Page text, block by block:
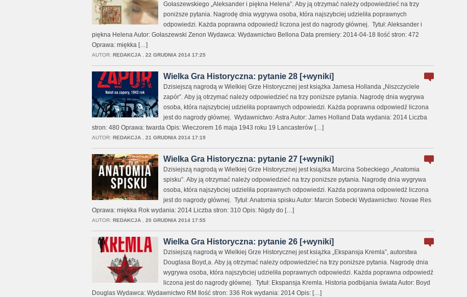
Gołaszewskiego „Aleksander i piękna Helena”. Aby ją otrzymać należy odpowiedzieć na trzy
poniższe pytania. Nagrodę dnia wygrywa osoba, która najszybciej udzieliła poprawnych
odpowiedzi. Każda poprawna odpowiedź liczona jest do nagrody głównej. Tytuł: Aleksander i
piękna Helena Autor: Gołaszewski Zenon Wydawca: Wydawnictwo Bellona Data premiery: 2014-04-18 Ilość stron: 472
Oprawa: miękka […]
AUTOR: REDAKCJA, 22 GRUDNIA 2014 17:25
Wielka Gra Historyczna: pytanie 28 [+wyniki]
Dzisiejszą nagrodą w Wielkiej Grze Historycznej jest książka Jamesa Hollanda „Niszczyciele
zapór”. Aby ją otrzymać należy odpowiedzieć na trzy poniższe pytania. Nagrodę dnia wygrywa
osoba, która najszybciej udzieliła poprawnych odpowiedzi. Każda poprawna odpowiedź liczona
jest do nagrody głównej. Wydawnictwo: Astra Autor: James Holland Data wydania: 2014 Liczba
stron: 480 Oprawa: twarda Opis: Wieczorem 16 maja 1943 roku 19 Lancasterów […]
AUTOR: REDAKCJA, 21 GRUDNIA 2014 17:19
Wielka Gra Historyczna: pytanie 27 [+wyniki]
Dzisiejszą nagrodą w Wielkiej Grze Historycznej jest książka Marcina Sobeckiego „Anatomia
spisku”. Aby ją otrzymać należy odpowiedzieć na trzy poniższe pytania. Nagrodę dnia wygrywa
osoba, która najszybciej udzieliła poprawnych odpowiedzi. Każda poprawna odpowiedź liczona
jest do nagrody głównej. Tytuł: Anatomia spisku Autor: Marcin Sobecki Wydawnictwo: Novae Res
Oprawa: miękka Rok wydania: 2014 Liczba stron: 310 Opis: Nigdy do […]
AUTOR: REDAKCJA, 20 GRUDNIA 2014 17:55
Wielka Gra Historyczna: pytanie 26 [+wyniki]
Dzisiejszą nagrodą w Wielkiej Grze Historycznej jest książka „Ekspansja Kremla”, autorstwa
Douglasa Boyd‚a. Aby ją otrzymać należy odpowiedzieć na trzy poniższe pytania. Nagrodę dnia
wygrywa osoba, która najszybciej udzieliła poprawnych odpowiedzi. Każda poprawna odpowiedź
liczona jest do nagrody głównej. Tytuł: Ekspansja Kremla. Historia podbijania świata Autor: Boyd
Douglas Wydawca: Wydawnictwo RM Ilość stron: 336 Rok wydania: 2014 Opis: […]